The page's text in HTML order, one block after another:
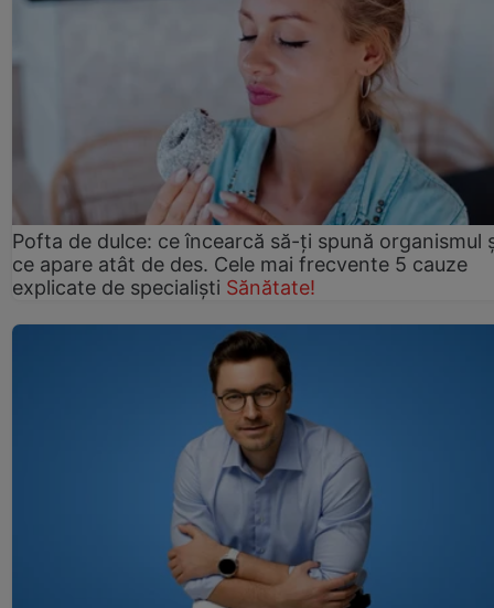
Pofta de dulce: ce încearcă să-ți spună organismul
ce apare atât de des. Cele mai frecvente 5 cauze
explicate de specialiști Sănătate!